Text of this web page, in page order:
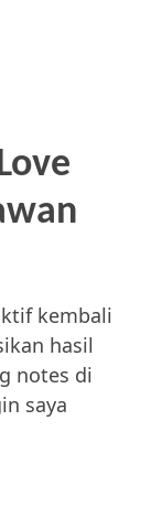
kembali
hasil
notes di
saya